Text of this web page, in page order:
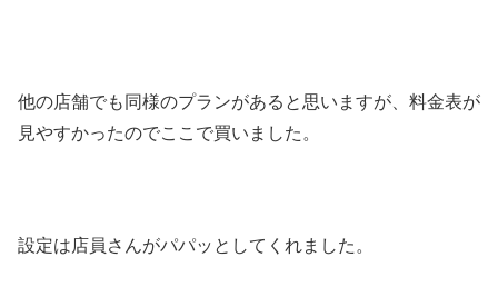
他の店舗でも同様のプランがあると思いますが、料金表が
見やすかったのでここで買いました。
設定は店員さんがパパッとしてくれました。